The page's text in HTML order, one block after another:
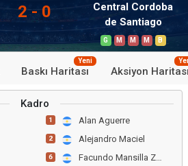
2 - 0
Central Cordoba
de Santiago
G M M M B
Baskı Haritası
Yeni
Aksiyon
Kadro
1 Alan Aguerre
2 Alejandro Maciel
6 Facundo Mansilla Zahir